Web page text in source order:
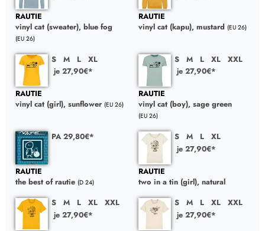
RAUTIE
vinyl cat (sweater), blue fog
(EU 26)
RAUTIE
vinyl cat (kapu), mustard (EU 26)
S M L
XL
je 27,90€*
RAUTIE
vinyl cat (girl), sunflower (EU 26)
S M L XL
XXL
je 27,90€*
RAUTIE
vinyl cat (boy), sage green
(EU 26)
PA 29,80€*
RAUTIE
the best of rautie (D 24)
S M L
XL
je 27,90€*
RAUTIE
two in a tin (girl), natural
S
M L XL
XXL
je 27,90€*
S M L XL
XXL
je 27,90€*